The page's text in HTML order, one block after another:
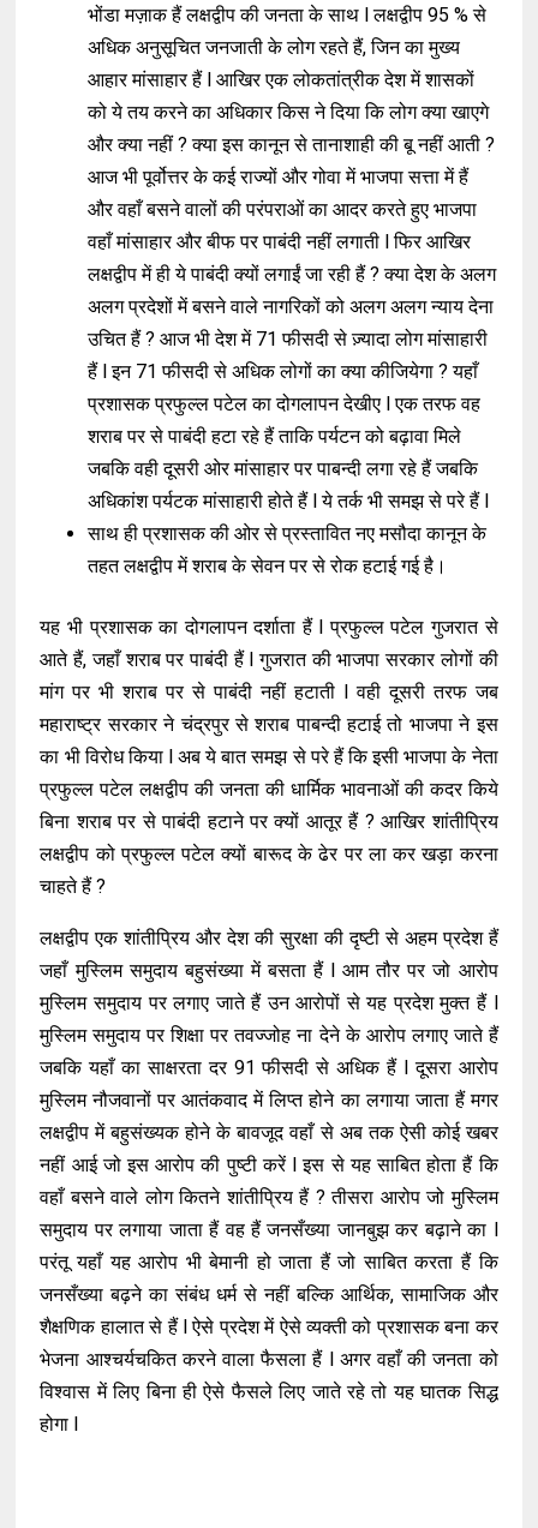
भोंडा मज़ाक हैं लक्षद्वीप की जनता के साथ l लक्षद्वीप 95 % से
अधिक अनुसूचित जनजाती के लोग रहते हैं, जिन का मुख्य
आहार मांसाहार हैं l आखिर एक लोकतांत्रीक देश में शासकों
को ये तय करने का अधिकार किस ने दिया कि लोग क्या खाएगे
और क्या नहीं ? क्या इस कानून से तानाशाही की बू नहीं आती ?
आज भी पूर्वोत्तर के कई राज्यों और गोवा में भाजपा सत्ता में हैं
और वहाँ बसने वालों की परंपराओं का आदर करते हुए भाजपा
वहाँ मांसाहार और बीफ पर पाबंदी नहीं लगाती l फिर आखिर
लक्षद्वीप में ही ये पाबंदी क्यों लगाईं जा रही हैं ? क्या देश के अलग
अलग प्रदेशों में बसने वाले नागरिकों को अलग अलग न्याय देना
उचित हैं ? आज भी देश में 71 फीसदी से ज़्यादा लोग मांसाहारी
हैं l इन 71 फीसदी से अधिक लोगों का क्या कीजियेगा ? यहाँ
प्रशासक प्रफुल्ल पटेल का दोगलापन देखीए l एक तरफ वह
शराब पर से पाबंदी हटा रहे हैं ताकि पर्यटन को बढ़ावा मिले
जबकि वही दूसरी ओर मांसाहार पर पाबन्दी लगा रहे हैं जबकि
अधिकांश पर्यटक मांसाहारी होते हैं l ये तर्क भी समझ से परे हैं l
साथ ही प्रशासक की ओर से प्रस्तावित नए मसौदा कानून के
तहत लक्षद्वीप में शराब के सेवन पर से रोक हटाई गई है।
यह भी प्रशासक का दोगलापन दर्शाता हैं l प्रफुल्ल पटेल गुजरात से
आते हैं, जहाँ शराब पर पाबंदी हैं l गुजरात की भाजपा सरकार लोगों की
मांग पर भी शराब पर से पाबंदी नहीं हटाती l वही दूसरी तरफ जब
महाराष्ट्र सरकार ने चंद्रपुर से शराब पाबन्दी हटाई तो भाजपा ने इस
का भी विरोध किया l अब ये बात समझ से परे हैं कि इसी भाजपा के नेता
प्रफुल्ल पटेल लक्षद्वीप की जनता की धार्मिक भावनाओं की कदर किये
बिना शराब पर से पाबंदी हटाने पर क्यों आतूर हैं ? आखिर शांतीप्रिय
लक्षद्वीप को प्रफुल्ल पटेल क्यों बारूद के ढेर पर ला कर खड़ा करना
चाहते हैं ?
लक्षद्वीप एक शांतीप्रिय और देश की सुरक्षा की दृष्टी से अहम प्रदेश हैं
जहाँ मुस्लिम समुदाय बहुसंख्या में बसता हैं l आम तौर पर जो आरोप
मुस्लिम समुदाय पर लगाए जाते हैं उन आरोपों से यह प्रदेश मुक्त हैं l
मुस्लिम समुदाय पर शिक्षा पर तवज्जोह ना देने के आरोप लगाए जाते हैं
जबकि यहाँ का साक्षरता दर 91 फीसदी से अधिक हैं l दूसरा आरोप
मुस्लिम नौजवानों पर आतंकवाद में लिप्त होने का लगाया जाता हैं मगर
लक्षद्वीप में बहुसंख्यक होने के बावजूद वहाँ से अब तक ऐसी कोई खबर
नहीं आई जो इस आरोप की पुष्टी करें l इस से यह साबित होता हैं कि
वहाँ बसने वाले लोग कितने शांतीप्रिय हैं ? तीसरा आरोप जो मुस्लिम
समुदाय पर लगाया जाता हैं वह हैं जनसँख्या जानबुझ कर बढ़ाने का l
परंतू यहाँ यह आरोप भी बेमानी हो जाता हैं जो साबित करता हैं कि
जनसँख्या बढ़ने का संबंध धर्म से नहीं बल्कि आर्थिक, सामाजिक और
शैक्षणिक हालात से हैं l ऐसे प्रदेश में ऐसे व्यक्ती को प्रशासक बना कर
भेजना आश्चर्यचकित करने वाला फैसला हैं l अगर वहाँ की जनता को
विश्वास में लिए बिना ही ऐसे फैसले लिए जाते रहे तो यह घातक सिद्ध
होगा l